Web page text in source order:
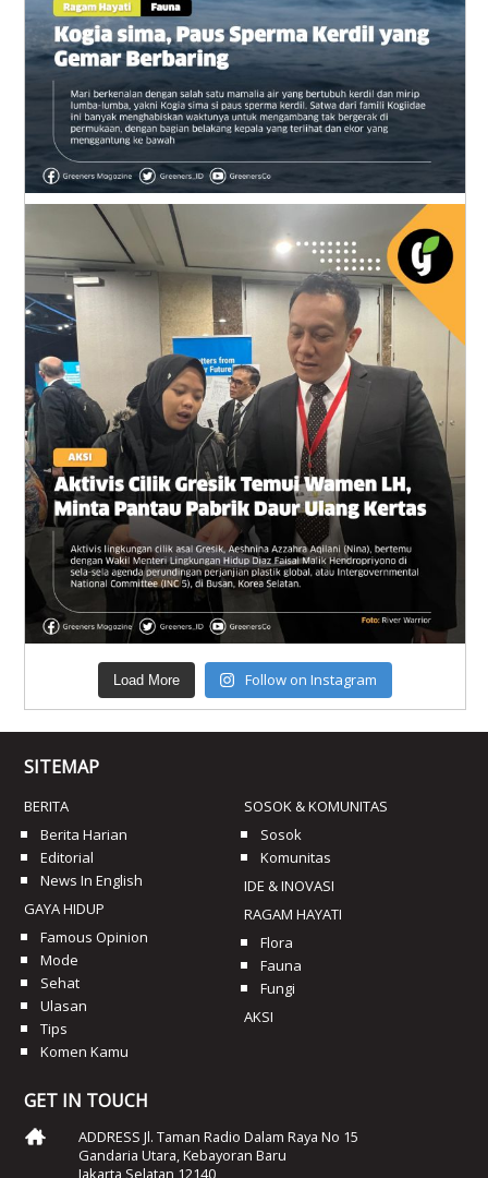
Load More Follow on Instagram
SITEMAP
BERITA
Berita Harian
Editorial
News In English
GAYA HIDUP
Famous Opinion
Mode
Sehat
Ulasan
Tips
Komen Kamu
SOSOK & KOMUNITAS
Sosok
Komunitas
IDE & INOVASI
RAGAM HAYATI
Flora
Fauna
Fungi
AKSI
GET IN TOUCH
ADDRESS Jl. Taman Radio Dalam Raya No 15
Gandaria Utara, Kebayoran Baru
Jakarta Selatan 12140